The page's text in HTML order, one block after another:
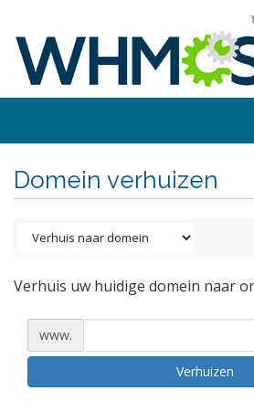
Domein verhuizen
Verhuis uw huidige domein naar
www.
Verhuizen